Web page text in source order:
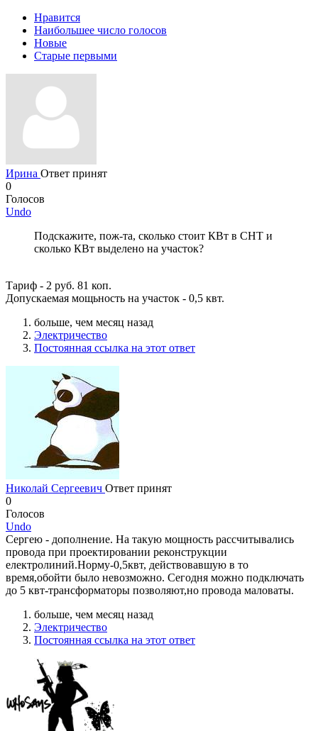
Нравится
Наибольшее число голосов
Новые
Старые первыми
Ирина Ответ принят
0
Голосов
Undo
Подскажите, пож-та, сколько стоит КВт в СНТ и
сколько КВт выделено на участок?
Тариф - 2 руб. 81 коп.
Допускаемая мощьность на участок - 0,5 квт.
больше, чем месяц назад
Электричество
Постоянная ссылка на этот ответ
Николай Сергеевич Ответ принят
0
Голосов
Undo
Сергею - дополнение. На такую мощность рассчитывались
провода при проектировании реконструкции
електролиний.Норму-0,5квт, действовавшую в то
время,обойти было невозможно. Сегодня можно подключать
до 5 квт-трансформаторы позволяют,но провода маловаты.
больше, чем месяц назад
Электричество
Постоянная ссылка на этот ответ